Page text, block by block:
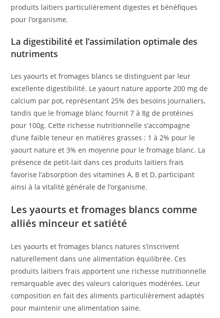
produits laitiers particulièrement digestes et bénéfiques
pour l’organisme.
La digestibilité et l’assimilation optimale des
nutriments
Les yaourts et fromages blancs se distinguent par leur
excellente digestibilité. Le yaourt nature apporte 200 mg de
calcium par pot, représentant 25% des besoins journaliers,
tandis que le fromage blanc fournit 7 à 8g de protéines
pour 100g. Cette richesse nutritionnelle s’accompagne
d’une faible teneur en matières grasses : 1 à 2% pour le
yaourt nature et 3% en moyenne pour le fromage blanc. La
présence de petit-lait dans ces produits laitiers frais
favorise l’absorption des vitamines A, B et D, participant
ainsi à la vitalité générale de l’organisme.
Les yaourts et fromages blancs comme
alliés minceur et satiété
Les yaourts et fromages blancs natures s’inscrivent
naturellement dans une alimentation équilibrée. Ces
produits laitiers frais apportent une richesse nutritionnelle
remarquable avec des valeurs caloriques modérées. Leur
composition en fait des aliments particulièrement adaptés
pour maintenir une alimentation saine.